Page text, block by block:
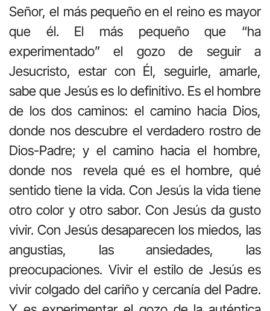
Señor, el más pequeño en el reino es mayor
que él. El más pequeño que “ha
experimentado” el gozo de seguir a
Jesucristo, estar con Él, seguirle, amarle,
sabe que Jesús es lo definitivo. Es el hombre
de los dos caminos: el camino hacia Dios,
donde nos descubre el verdadero rostro de
Dios-Padre; y el camino hacia el hombre,
donde nos revela qué es el hombre, qué
sentido tiene la vida. Con Jesús la vida tiene
otro color y otro sabor. Con Jesús da gusto
vivir. Con Jesús desaparecen los miedos, las
angustias, las ansiedades, las
preocupaciones. Vivir el estilo de Jesús es
vivir colgado del cariño y cercanía del Padre.